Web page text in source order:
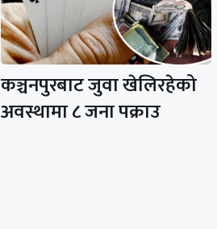
कञ्चनपुरबाट जुवा खेलिरहेको
अवस्थामा ८ जना पक्राउ